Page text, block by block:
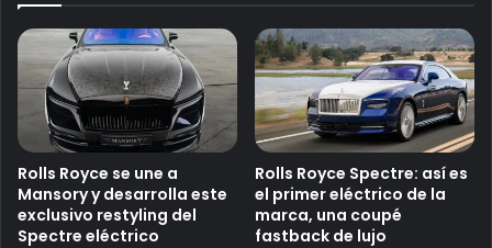
Rolls Royce se une a
Mansory y desarrolla este
exclusivo restyling del
Spectre eléctrico
Rolls Royce Spectre: así es
el primer eléctrico de la
marca, una coupé
fastback de lujo